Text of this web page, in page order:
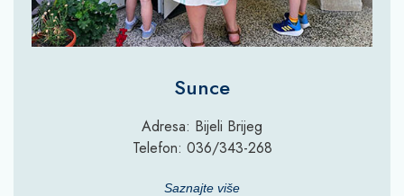
Sunce
Adresa: Bijeli Brijeg
Telefon: 036/343-268
Saznajte više